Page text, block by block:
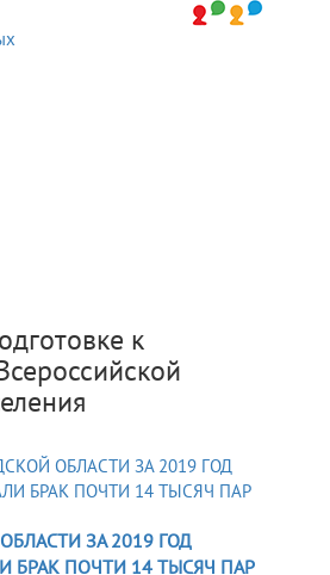
к
ЗА 2019 ГОД
БРАК ПОЧТИ 14 ТЫСЯЧ ПАР